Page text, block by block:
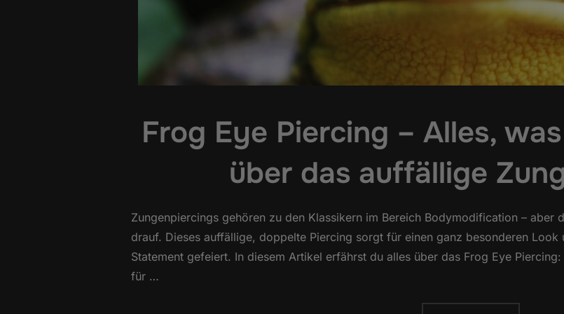
Frog Eye Piercing – Alles,
über das auffällige
Zungenpiercings gehören zu den Klassikern im Bereich Bodymodification – aber
drauf. Dieses auffällige, doppelte Piercing sorgt für einen ganz besonderen
Statement gefeiert. In diesem Artikel erfährst du alles über das Frog Eye
für …